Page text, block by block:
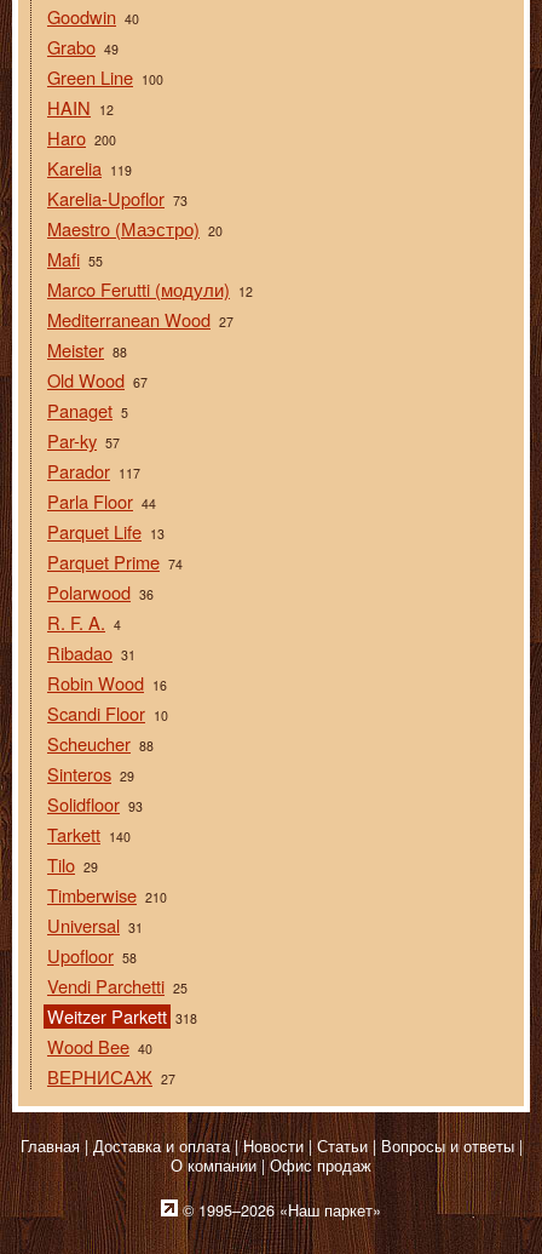
Goodwin 40
Grabo 49
Green Line 100
HAIN 12
Haro 200
Karelia 119
Karelia-Upoflor 73
Maestro (Маэстро) 20
Mafi 55
Marco Ferutti (модули) 12
Mediterranean Wood 27
Meister 88
Old Wood 67
Panaget 5
Par-ky 57
Parador 117
Parla Floor 44
Parquet Life 13
Parquet Prime 74
Polarwood 36
R. F. A. 4
Ribadao 31
Robin Wood 16
Scandi Floor 10
Scheucher 88
Sinteros 29
Solidfloor 93
Tarkett 140
Tilo 29
Timberwise 210
Universal 31
Upofloor 58
Vendi Parchetti 25
Weitzer Parkett 318
Wood Bee 40
ВЕРНИСАЖ 27
Главная Доставка и оплата Новости Статьи
Вопросы и ответы
О компании Офис продаж
© 1995–2026 «Наш паркет»